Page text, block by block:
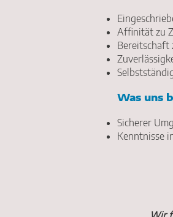
Affinität zu
Bereitschaft
Was uns
Sicherer
Kenntnisse